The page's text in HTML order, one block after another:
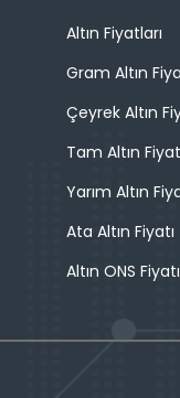
Altın Fiyatları
Gram Altın
Çeyrek Altın
Tam Altın
Yarım Altın
Ata Altın Fiyatı
Altın ONS Fiyatı